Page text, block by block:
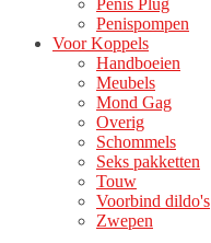
Penispompen
Voor Koppels
Handboeien
Meubels
Mond Gag
Overig
Schommels
Seks pakketten
Touw
Voorbind dildo's
Zwepen